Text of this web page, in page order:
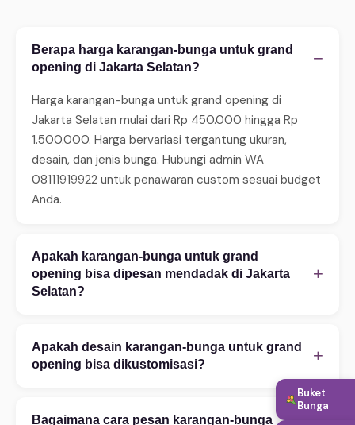
Berapa harga karangan-bunga untuk grand
opening di Jakarta Selatan?
−
Harga karangan-bunga untuk grand opening di
Jakarta Selatan mulai dari Rp 450.000 hingga Rp
1.500.000. Harga bervariasi tergantung ukuran,
desain, dan jenis bunga. Hubungi admin WA
08111919922 untuk penawaran custom sesuai budget
Anda.
Apakah karangan-bunga untuk grand
opening bisa dipesan mendadak di Jakarta
Selatan?
+
Untuk same-day delivery (2–4 jam), pastikan order
sebelum jam 14:00. Tersedia juga layanan express 2–
4 jam untuk area tertentu. Hubungi WA untuk
Apakah desain karangan-bunga untuk grand
opening bisa dikustomisasi?
+
Tentu! Kami melayani kustomisasi penuh — mulai
warna bunga, ukuran rangkaian, teks ucapan, hingga
Bagaimana cara pesan karangan-bunga
Buket
Bunga